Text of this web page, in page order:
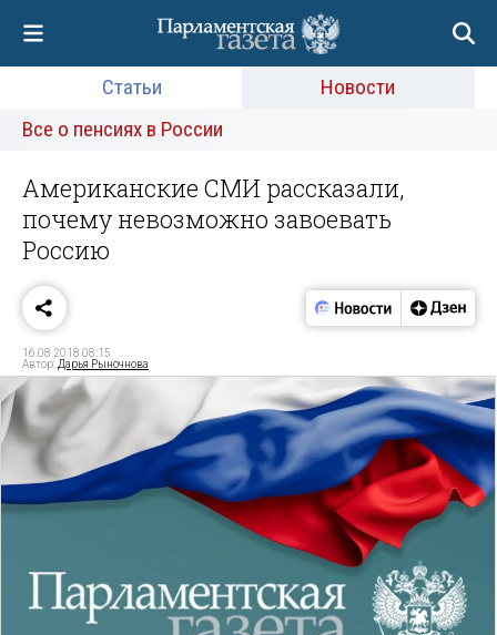
Статьи
Новости
Все о пенсиях в России
Американские СМИ рассказали,
почему невозможно завоевать
Россию
16.08.2018 08:15
Автор: Дарья Рыночнова